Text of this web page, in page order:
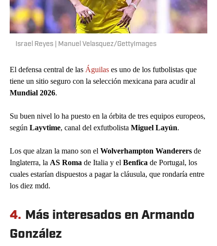
Israel Reyes | Manuel Velasquez/GettyImages
El defensa central de las Águilas es uno de los futbolistas que
tiene un sitio seguro con la selección mexicana para acudir al
Mundial 2026.
Su buen nivel lo ha puesto en la órbita de tres equipos europeos,
según Layvtime, canal del exfutbolista Miguel Layún.
Los que alzan la mano son el Wolverhampton Wanderers de
Inglaterra, la AS Roma de Italia y el Benfica de Portugal, los
cuales estarían dispuestos a pagar la cláusula, que rondaría entre
los diez mdd.
4. Más interesados en Armando
González